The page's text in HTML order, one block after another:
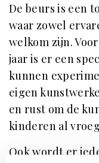
De beurs is een
waar zowel
welkom zijn.
jaar is er een
kunnen
eigen
en rust om de
kinderen al
Ook wordt er